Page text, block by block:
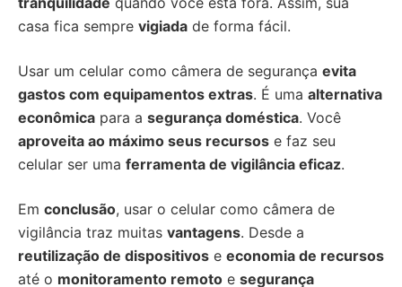
casa fica sempre vigiada de forma fácil.
Usar um celular como câmera de segurança evita
gastos com equipamentos extras. É uma alternativa
econômica para a segurança doméstica. Você
aproveita ao máximo seus recursos e faz seu
celular ser uma ferramenta de vigilância eficaz.
Em conclusão, usar o celular como câmera de
vigilância traz muitas vantagens. Desde a
reutilização de dispositivos e economia de recursos
até o monitoramento remoto e segurança